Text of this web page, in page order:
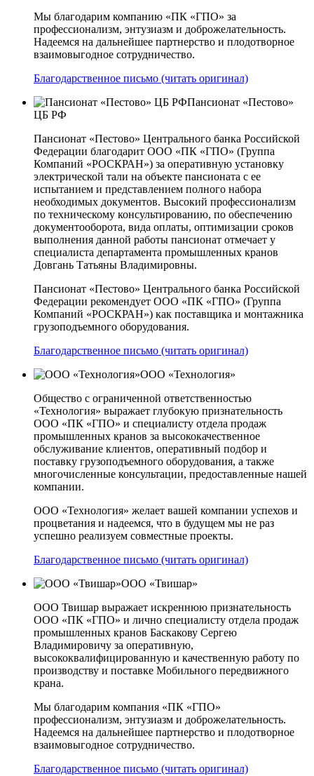
Мы благодарим компанию «ПК «ГПО» за
профессионализм, энтузиазм и доброжелательность.
Надеемся на дальнейшее партнерство и плодотворное
взаимовыгодное сотрудничество.
Благодарственное письмо (читать оригинал)
Пансионат «Пестово»
ЦБ РФ
Пансионат «Пестово» Центрального банка Российской
Федерации благодарит ООО «ПК «ГПО» (Группа
Компаний «РОСКРАН») за оперативную установку
электрической тали на объекте пансионата с ее
испытанием и представлением полного набора
необходимых документов. Высокий профессионализм
по техническому консультированию, по обеспечению
документооборота, вида оплаты, оптимизации сроков
выполнения данной работы пансионат отмечает у
специалиста департамента промышленных кранов
Довгань Татьяны Владимировны.
Пансионат «Пестово» Центрального банка Российской
Федерации рекомендует ООО «ПК «ГПО» (Группа
Компаний «РОСКРАН») как поставщика и монтажника
грузоподъемного оборудования.
Благодарственное письмо (читать оригинал)
ООО «Технология»
Общество с ограниченной ответственностью
«Технология» выражает глубокую признательность
ООО «ПК «ГПО» и специалисту отдела продаж
промышленных кранов за высококачественное
обслуживание клиентов, оперативный подбор и
поставку грузоподъемного оборудования, а также
многочисленные консультации, предоставленные нашей
компании.
ООО «Технология» желает вашей компании успехов и
процветания и надеемся, что в будущем мы не раз
успешно реализуем совместные проекты.
Благодарственное письмо (читать оригинал)
ООО «Твишар»
ООО Твишар выражает искреннюю признательность
ООО «ПК «ГПО» и лично специалисту отдела продаж
промышленных кранов Баскакову Сергею
Владимировичу за оперативную,
высококвалифицированную и качественную работу по
производству и поставке Мобильного передвижного
крана.
Мы благодарим компания «ПК «ГПО»
профессионализм, энтузиазм и доброжелательность.
Надеемся на дальнейшее партнерство и плодотворное
взаимовыгодное сотрудничество.
Благодарственное письмо (читать оригинал)